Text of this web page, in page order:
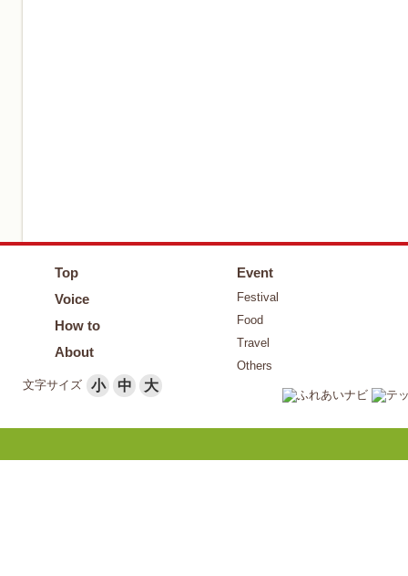
Top
Voice
How to
About
Event
Festival
Food
Travel
Others
文字サイズ
小 中 大